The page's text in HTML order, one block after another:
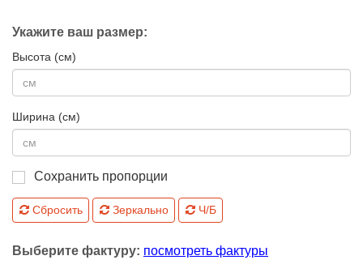
Укажите ваш размер:
Высота (см)
Ширина (см)
Сохранить пропорции
Сбросить Зеркально Ч/Б
Выберите фактуру: посмотреть фактуры